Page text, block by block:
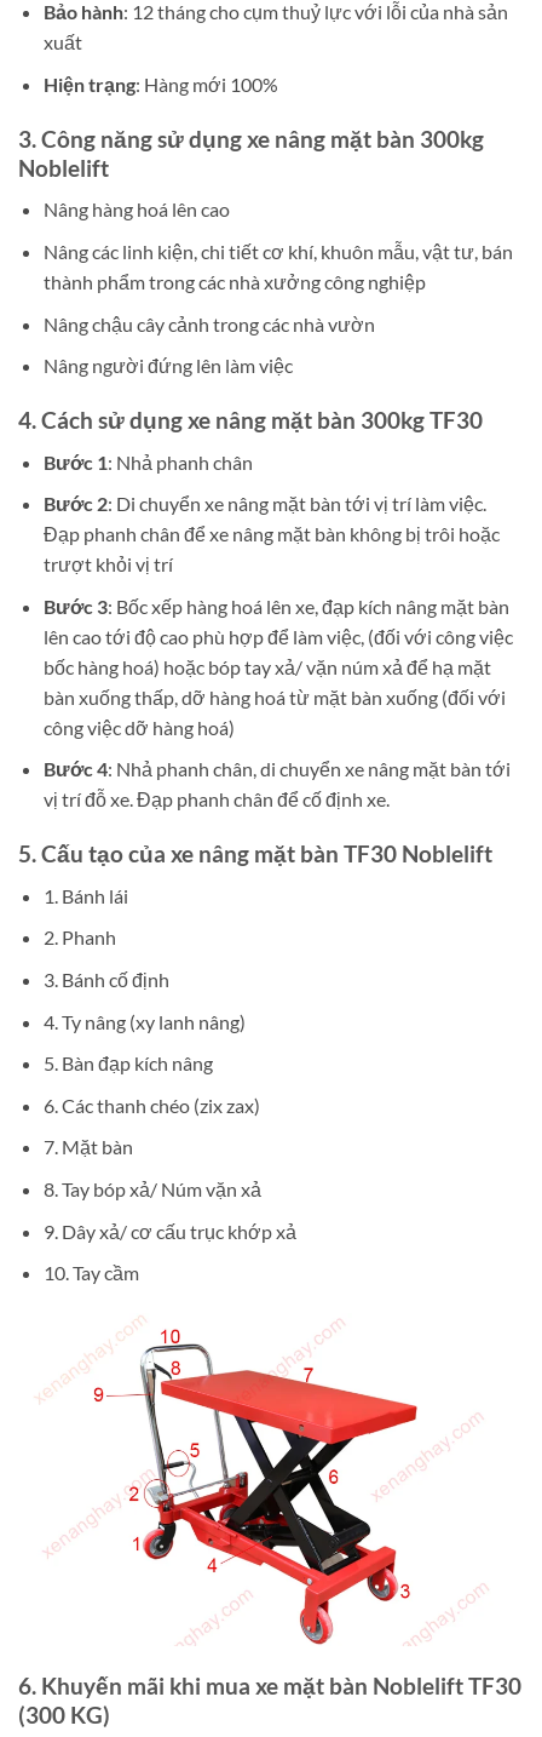
Bảo hành: 12 tháng cho cụm thuỷ lực với lỗi của nhà sản
xuất
Hiện trạng: Hàng mới 100%
3. Công năng sử dụng xe nâng mặt bàn 300kg
Noblelift
Nâng hàng hoá lên cao
Nâng các linh kiện, chi tiết cơ khí, khuôn mẫu, vật tư, bán
thành phẩm trong các nhà xưởng công nghiệp
Nâng chậu cây cảnh trong các nhà vườn
Nâng người đứng lên làm việc
4. Cách sử dụng xe nâng mặt bàn 300kg TF30
Bước 1: Nhả phanh chân
Bước 2: Di chuyển xe nâng mặt bàn tới vị trí làm việc.
Đạp phanh chân để xe nâng mặt bàn không bị trôi hoặc
trượt khỏi vị trí
Bước 3: Bốc xếp hàng hoá lên xe, đạp kích nâng mặt bàn
lên cao tới độ cao phù hợp để làm việc, (đối với công việc
bốc hàng hoá) hoặc bóp tay xả/ vặn núm xả để hạ mặt
bàn xuống thấp, dỡ hàng hoá từ mặt bàn xuống (đối với
công việc dỡ hàng hoá)
Bước 4: Nhả phanh chân, di chuyển xe nâng mặt bàn tới
vị trí đỗ xe. Đạp phanh chân để cố định xe.
5. Cấu tạo của xe nâng mặt bàn TF30 Noblelift
1. Bánh lái
2. Phanh
3. Bánh cố định
4. Ty nâng (xy lanh nâng)
5. Bàn đạp kích nâng
6. Các thanh chéo (zix zax)
7. Mặt bàn
8. Tay bóp xả/ Núm vặn xả
9. Dây xả/ cơ cấu trục khớp xả
10. Tay cầm
6. Khuyến mãi khi mua xe mặt bàn Noblelift TF30
(300 KG)